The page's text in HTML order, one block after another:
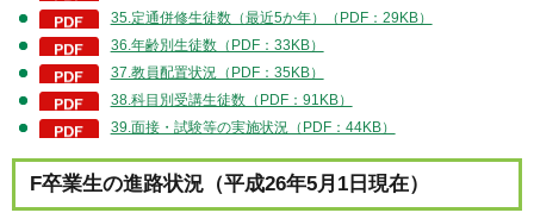
35.定通併修生徒数（最近5か年）（PDF：29KB）
36.年齢別生徒数（PDF：33KB）
37.教員配置状況（PDF：35KB）
38.科目別受講生徒数（PDF：91KB）
39.面接・試験等の実施状況（PDF：44KB）
F卒業生の進路状況（平成26年5月1日現在）